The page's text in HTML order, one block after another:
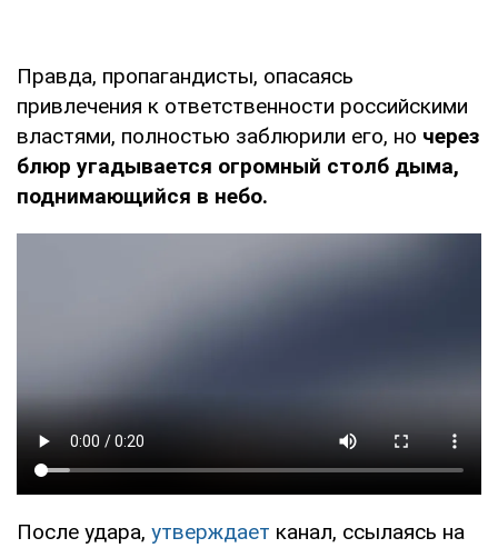
Правда, пропагандисты, опасаясь
привлечения к ответственности российскими
властями, полностью заблюрили его, но через
блюр угадывается огромный столб дыма,
поднимающийся в небо.
После удара, утверждает канал, ссылаясь на